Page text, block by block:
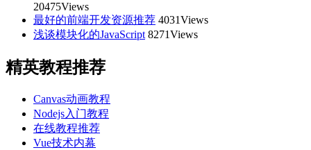
20475Views
最好的前端开发资源推荐 4031Views
浅谈模块化的JavaScript 8271Views
精英教程推荐
Canvas动画教程
Nodejs入门教程
在线教程推荐
Vue技术内幕